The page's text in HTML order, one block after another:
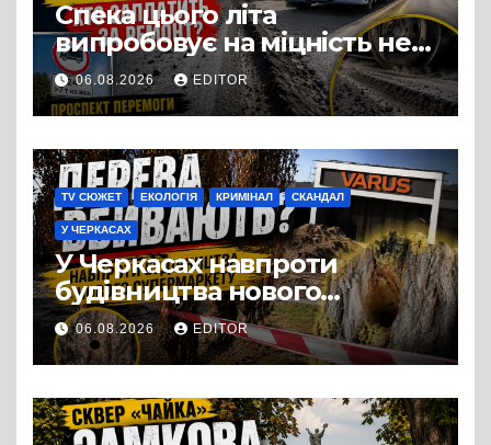
Спека цього літа
випробовує на міцність не
лише людей, а й дороги
Черкас
06.08.2026 EDITOR
TV СЮЖЕТ ЕКОЛОГІЯ КРИМІНАЛ СКАНДАЛ
У ЧЕРКАСАХ
У Черкасах навпроти
будівництва нового
супермаркету VARUS на
проспекті Перемоги всохли
дерева. І це навряд чи
можна назвати
випадковістю
06.08.2026 EDITOR